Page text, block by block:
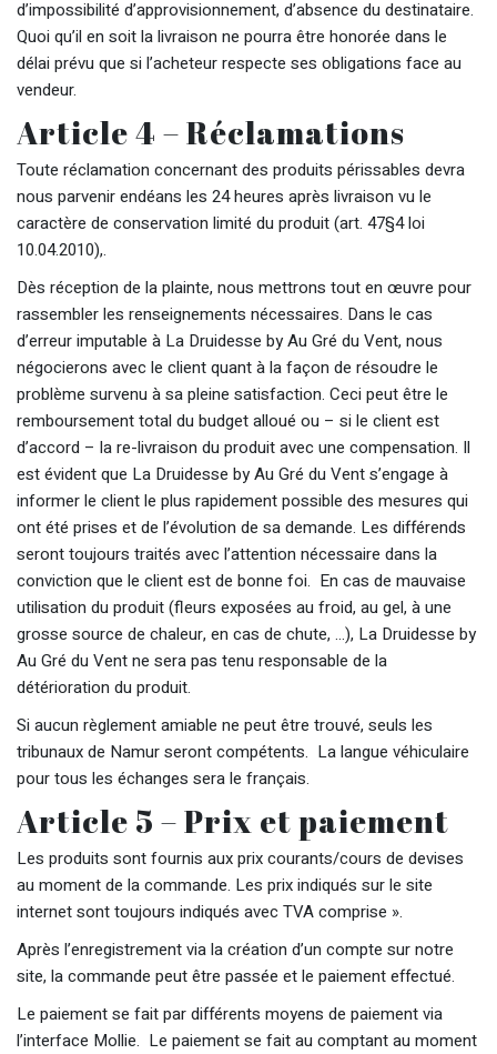
d’impossibilité d’approvisionnement, d’absence du destinataire.
Quoi qu’il en soit la livraison ne pourra être honorée dans le
délai prévu que si l’acheteur respecte ses obligations face au
vendeur.
Article 4 – Réclamations
Toute réclamation concernant des produits périssables devra
nous parvenir endéans les 24 heures après livraison vu le
caractère de conservation limité du produit (art. 47§4 loi
10.04.2010),.
Dès réception de la plainte, nous mettrons tout en œuvre pour
rassembler les renseignements nécessaires. Dans le cas
d’erreur imputable à La Druidesse by Au Gré du Vent, nous
négocierons avec le client quant à la façon de résoudre le
problème survenu à sa pleine satisfaction. Ceci peut être le
remboursement total du budget alloué ou – si le client est
d’accord – la re-livraison du produit avec une compensation. Il
est évident que La Druidesse by Au Gré du Vent s’engage à
informer le client le plus rapidement possible des mesures qui
ont été prises et de l’évolution de sa demande. Les différends
seront toujours traités avec l’attention nécessaire dans la
conviction que le client est de bonne foi. En cas de mauvaise
utilisation du produit (fleurs exposées au froid, au gel, à une
grosse source de chaleur, en cas de chute, …), La Druidesse by
Au Gré du Vent ne sera pas tenu responsable de la
détérioration du produit.
Si aucun règlement amiable ne peut être trouvé, seuls les
tribunaux de Namur seront compétents. La langue véhiculaire
pour tous les échanges sera le français.
Article 5 – Prix et paiement
Les produits sont fournis aux prix courants/cours de devises
au moment de la commande. Les prix indiqués sur le site
internet sont toujours indiqués avec TVA comprise ».
Après l’enregistrement via la création d’un compte sur notre
site, la commande peut être passée et le paiement effectué.
Le paiement se fait par différents moyens de paiement via
l’interface Mollie. Le paiement se fait au comptant au moment